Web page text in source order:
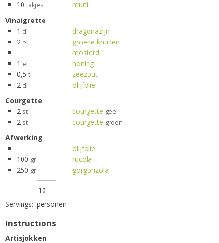
10 takjes
munt
Vinaigrette
1 dl
dragonazijn
2 el
groene kruiden
mosterd
1 el
honing
0,5 tl
zeezout
2 dl
olijfolie
Courgette
2 st courgette geel
2 st courgette groen
Afwerking
olijfolie
100 gr
rucola
250 gr gorgonzola
Servings: personen
Instructions
Artisjokken